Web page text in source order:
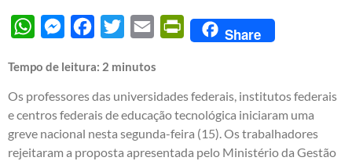
WhatsAppMessengerFacebook
Twitter Email PrintFriendly
Share
Tempo de leitura: 2 minutos
Os professores das universidades federais, institutos federais
e centros federais de educação tecnológica iniciaram uma
greve nacional nesta segunda-feira (15). Os trabalhadores
rejeitaram a proposta apresentada pelo Ministério da Gestão